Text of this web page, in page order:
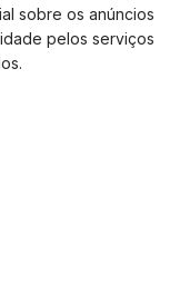
sobre os anúncios
pelos serviços